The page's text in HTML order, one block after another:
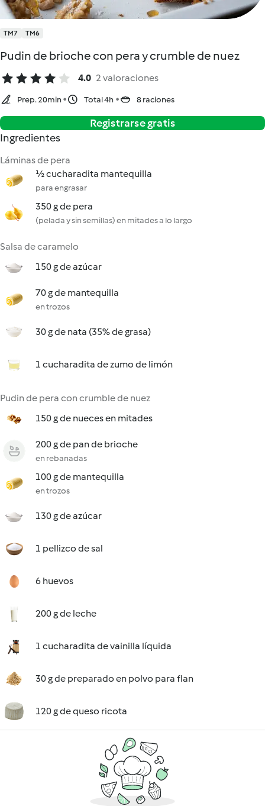
TM7 TM6
Pudin de brioche con pera y crumble de nuez
4.0 2 valoraciones
Prep. 20min Total 4h 8 raciones
Registrarse gratis
Ingredientes
Láminas de pera
½ cucharadita mantequilla
para engrasar
350 g de pera
(pelada y sin semillas) en mitades a lo largo
Salsa de caramelo
150 g de azúcar
70 g de mantequilla
en trozos
30 g de nata (35% de grasa)
1 cucharadita de zumo de limón
Pudin de pera con crumble de nuez
150 g de nueces en mitades
200 g de pan de brioche
en rebanadas
100 g de mantequilla
en trozos
130 g de azúcar
1 pellizco de sal
6 huevos
200 g de leche
1 cucharadita de vainilla líquida
30 g de preparado en polvo para flan
120 g de queso ricota